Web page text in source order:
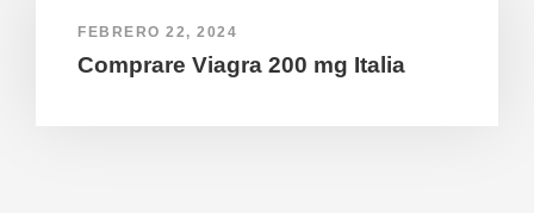
FEBRERO 22, 2024
Comprare Viagra 200 mg Italia